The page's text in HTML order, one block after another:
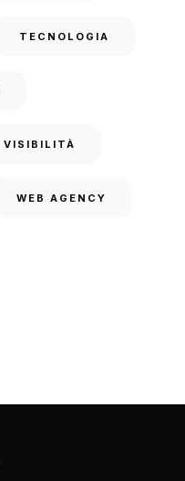
TECNOLOGIA
VISIBILITÀ
WEB AGENCY